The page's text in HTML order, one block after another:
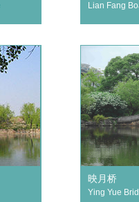
Lian Fang
映月桥
Ying Yue